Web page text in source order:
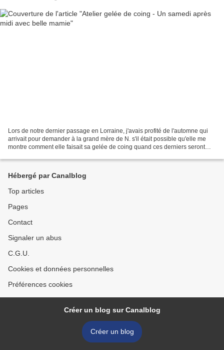
Lors de notre dernier passage en Lorraine, j'avais profité de l'automne qui
arrivait pour demander à la grand mère de N. s'il était possible qu'elle me
montre comment elle faisait sa gelée de coing quand ces derniers seront
Hébergé par Canalblog
Top articles
Pages
Contact
Signaler un abus
C.G.U.
Cookies et données personnelles
Préférences cookies
Créer un blog sur Canalblog
Créer un blog